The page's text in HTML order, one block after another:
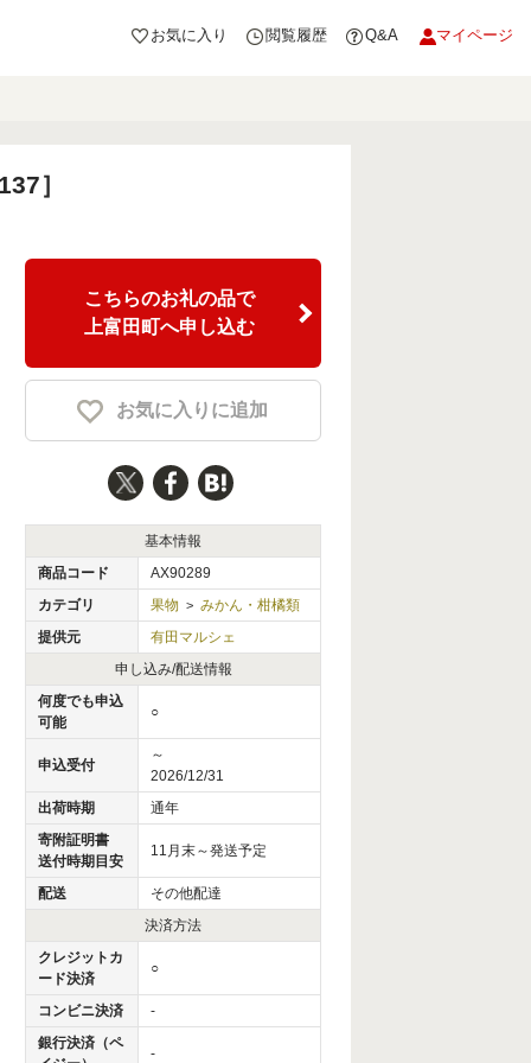
お気に入り 閲覧履歴 Q&A マイページ
］
こちらのお礼の品で
上富田町へ申し込む
お気に入りに追加
基本情報
商品コード
AX90289
カテゴリ
果物 > みかん・柑橘類
提供元
有田マルシェ
申し込み/配送情報
何度でも申込
可能
○
申込受付
～
2026/12/31
出荷時期
通年
寄附証明書
送付時期目安
11月末～発送予定
配送
その他配達
決済方法
クレジットカ
ード決済
○
コンビニ決済
-
銀行決済（ペ
-